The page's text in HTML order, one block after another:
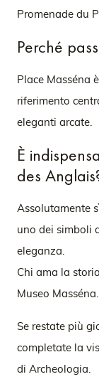
Promenade du
Perché
Place Masséna
riferimento
eleganti arcate.
È
des
Assolutamente
uno dei simboli
eleganza.
Chi ama la
Museo Masséna.
Se restate più
completate la
di Archeologia.